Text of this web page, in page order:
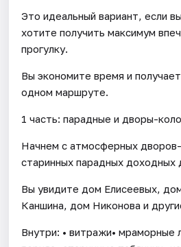
Это идеальный вариант, если
хотите получить максимум
прогулку.
Вы экономите время и
одном маршруте.
1 часть: парадные и дворы-
Начнем с атмосферных
старинных парадных доходных
Вы увидите дом Елисеевых,
Каншина, дом Никонова и
Внутри: • витражи• мраморные